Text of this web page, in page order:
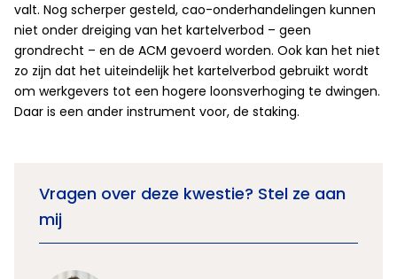
valt. Nog scherper gesteld, cao-onderhandelingen kunnen
niet onder dreiging van het kartelverbod – geen
grondrecht – en de ACM gevoerd worden. Ook kan het niet
zo zijn dat het uiteindelijk het kartelverbod gebruikt wordt
om werkgevers tot een hogere loonsverhoging te dwingen.
Daar is een ander instrument voor, de staking.
Vragen over deze kwestie? Stel ze aan
mij